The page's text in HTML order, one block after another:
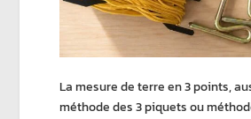
Lamesure de terre en 3 points,
méthode des 3 piquetsou